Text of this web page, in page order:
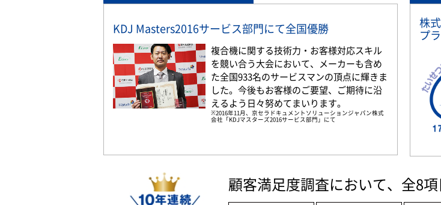
KDJ Masters2016サービス部門にて全国優勝
複合機に関する技術力・お客様対応スキル
を競い合う大会において、メーカーも含め
た全国933名のサービスマンの頂点に輝きま
した。今後もお客様のご要望、ご期待に沿
えるよう日々努めてまいります。
※2016年11月、京セラドキュメントソリューションジャパン株式
会社「KDJマスターズ2016サービス部門」にて
株
プ
顧客満足度調査において、全8